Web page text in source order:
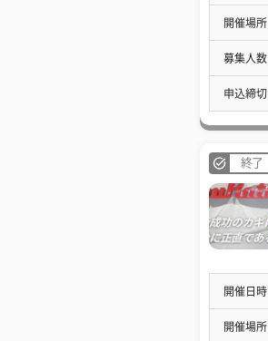
開催場所
募集人数
申込締切
終了
開催日時
開催場所